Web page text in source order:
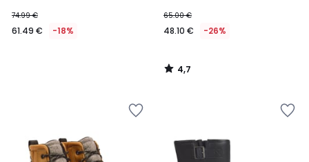
74.99 €
61.49 € -18%
65.00 €
48.10 € -26%
4,7
/